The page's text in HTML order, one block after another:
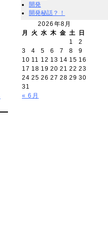
開発
開発秘話？！
2026年8月
月
火 水 木 金 土 日
« 6月
1
2
3
4 5 6 7 8
9
10 11 12 13 14 15 16
17 18 19 20 21 22 23
24 25 26 27 28 29 30
31